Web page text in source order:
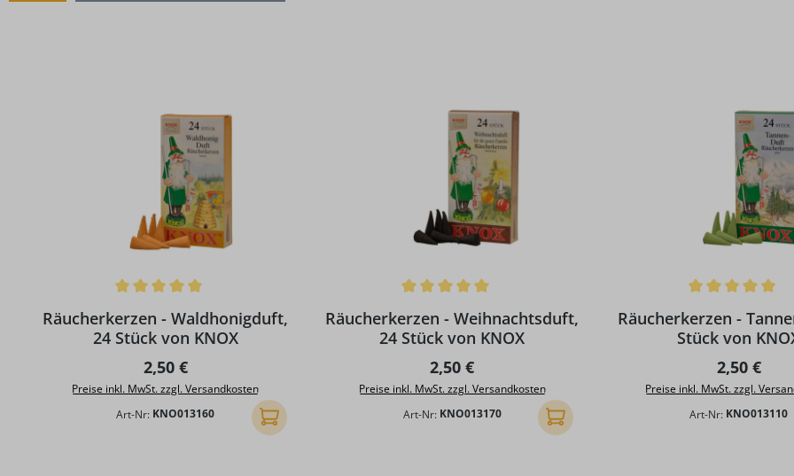
Räucherkerzen - Waldhonigduft,
24 Stück von KNOX
Regulärer Preis:
2,50 €
Preise inkl. MwSt. zzgl. Versandkosten
Art-Nr: KNO013160 In den Warenkorb
Räucherkerzen - Weihnachtsduft,
24 Stück von KNOX
Regulärer Preis:
2,50 €
Preise inkl. MwSt. zzgl. Versandkosten
Art-Nr: KNO013170 In den Warenkorb
Räucherkerzen -
Stück von
Regulärer
2,50 €
Preise inkl. MwSt. zzgl.
Art-Nr: KNO013110